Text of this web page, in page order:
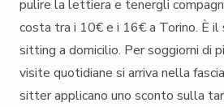
pulire la lettiera e tenergli
costa tra i 10€ e i 16€ a Torino. È
sitting a domicilio. Per soggiorni di
visite quotidiane si arriva nella
sitter applicano uno sconto sulla